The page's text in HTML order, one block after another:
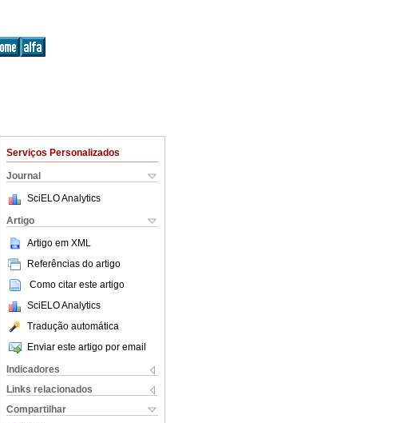
Serviços Personalizados
Journal
SciELO Analytics
Artigo
Artigo em XML
Referências do artigo
Como citar este artigo
SciELO Analytics
Tradução automática
Enviar este artigo por email
Indicadores
Links relacionados
Compartilhar